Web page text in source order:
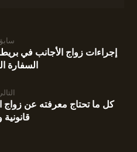
إجراءات زواج الأجانب في
السفارة
كل ما تحتاج معرفته عن زواج
قانونية